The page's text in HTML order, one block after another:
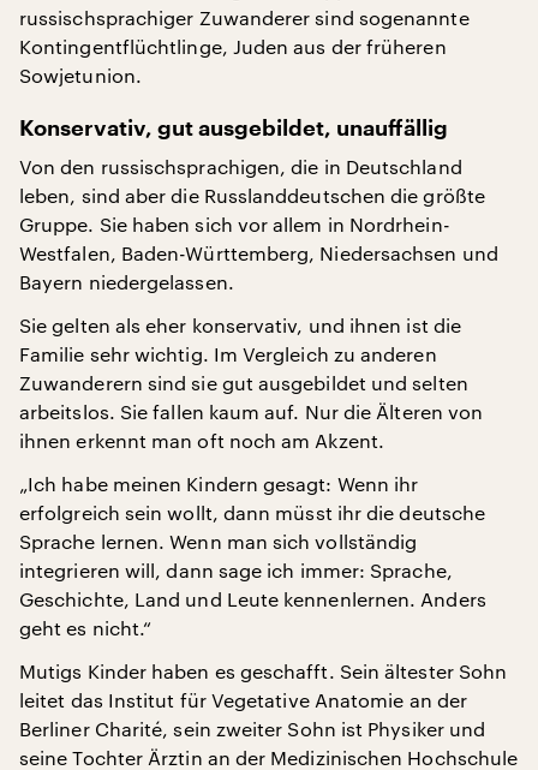
russischsprachiger Zuwanderer sind sogenannte
Kontingentflüchtlinge, Juden aus der früheren
Sowjetunion.
Konservativ, gut ausgebildet, unauffällig
Von den russischsprachigen, die in Deutschland
leben, sind aber die Russlanddeutschen die größte
Gruppe. Sie haben sich vor allem in Nordrhein-
Westfalen, Baden-Württemberg, Niedersachsen und
Bayern niedergelassen.
Sie gelten als eher konservativ, und ihnen ist die
Familie sehr wichtig. Im Vergleich zu anderen
Zuwanderern sind sie gut ausgebildet und selten
arbeitslos. Sie fallen kaum auf. Nur die Älteren von
ihnen erkennt man oft noch am Akzent.
„Ich habe meinen Kindern gesagt: Wenn ihr
erfolgreich sein wollt, dann müsst ihr die deutsche
Sprache lernen. Wenn man sich vollständig
integrieren will, dann sage ich immer: Sprache,
Geschichte, Land und Leute kennenlernen. Anders
geht es nicht.“
Mutigs Kinder haben es geschafft. Sein ältester Sohn
leitet das Institut für Vegetative Anatomie an der
Berliner Charité, sein zweiter Sohn ist Physiker und
seine Tochter Ärztin an der Medizinischen Hochschule